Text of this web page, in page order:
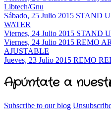
Libtech/Gnu
Sábado, 25 Julio 2015 STAND
WATER
Viernes, 24 Julio 2015 STAND
Viernes, 24 Julio 2015 REMO
AJUSTABLE
Jueves, 23 Julio 2015 REMO
Apúntate a
Subscribe to our blog